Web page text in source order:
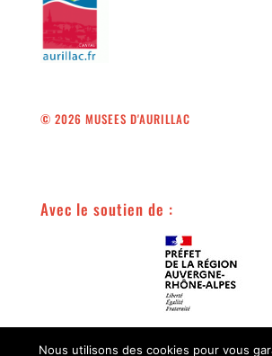
© 2026 MUSEES D'AURILLAC
Avec le soutien de :
Nous utilisons des cookies pour vous